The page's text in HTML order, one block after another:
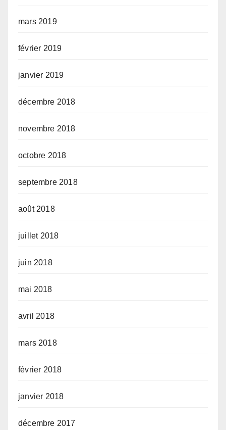
mars 2019
février 2019
janvier 2019
décembre 2018
novembre 2018
octobre 2018
septembre 2018
août 2018
juillet 2018
juin 2018
mai 2018
avril 2018
mars 2018
février 2018
janvier 2018
décembre 2017